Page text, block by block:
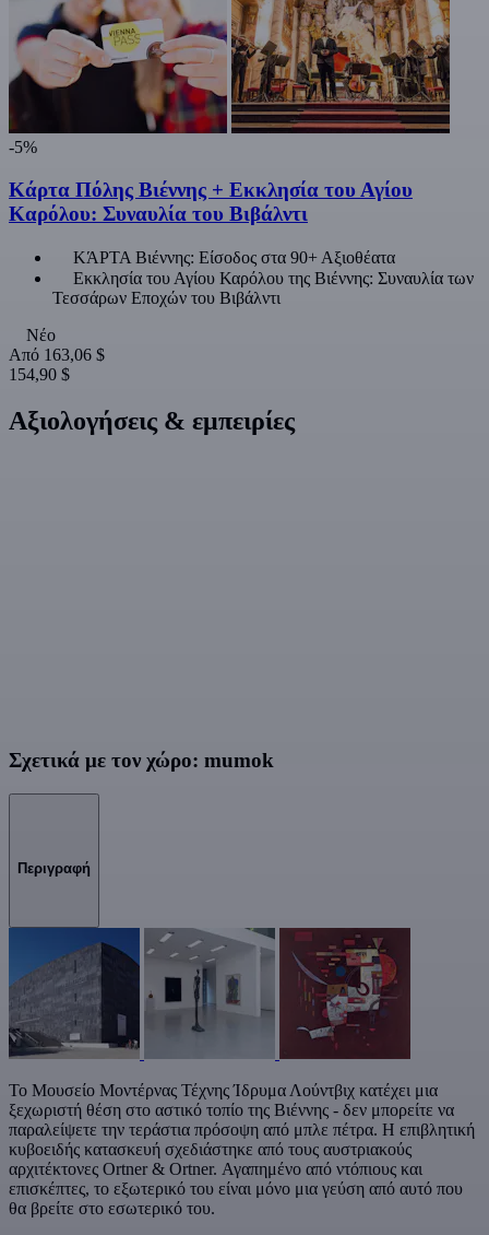
-5%
Κάρτα Πόλης Βιέννης + Εκκλησία του Αγίου
Καρόλου: Συναυλία του Βιβάλντι
ΚΆΡΤΑ Βιέννης: Είσοδος στα 90+ Αξιοθέατα
Εκκλησία του Αγίου Καρόλου της Βιέννης: Συναυλία των
Τεσσάρων Εποχών του Βιβάλντι
Νέο
Από 163,06 $
154,90 $
Αξιολογήσεις & εμπειρίες
Σχετικά με τον χώρο: mumok
Περιγραφή
Το Μουσείο Μοντέρνας Τέχνης Ίδρυμα Λούντβιχ κατέχει μια
ξεχωριστή θέση στο αστικό τοπίο της Βιέννης - δεν μπορείτε να
παραλείψετε την τεράστια πρόσοψη από μπλε πέτρα. Η επιβλητική
κυβοειδής κατασκευή σχεδιάστηκε από τους αυστριακούς
αρχιτέκτονες Ortner & Ortner. Αγαπημένο από ντόπιους και
επισκέπτες, το εξωτερικό του είναι μόνο μια γεύση από αυτό που
θα βρείτε στο εσωτερικό του.